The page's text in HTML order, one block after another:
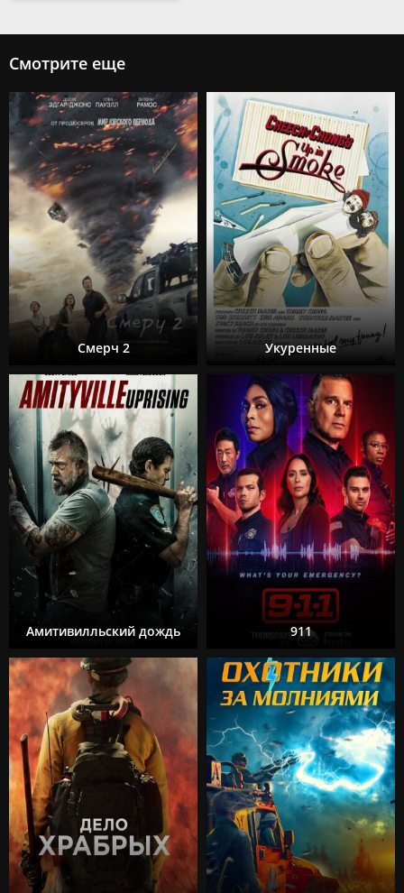
Смотрите еще
Смерч 2 Укуренные
Амитивилльский дождь 911